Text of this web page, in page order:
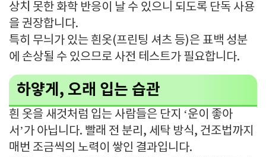
상치 못한 화학 반응이 날 수 있으니 되도록 단독 사용
을 권장합니다.
특히 무늬가 있는 흰옷(프린팅 셔츠 등)은 표백 성분
에 손상될 수 있으므로 사전 테스트가 필요합니다.
하얗게, 오래 입는 습관
흰 옷을 새것처럼 입는 사람들은 단지 ‘운이 좋아
서’가 아닙니다. 빨래 전 분리, 세탁 방식, 건조법까지
매번 조금씩의 노력이 쌓인 결과입니다.